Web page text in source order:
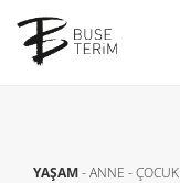
YAŞAM-ANNE - ÇOCUK